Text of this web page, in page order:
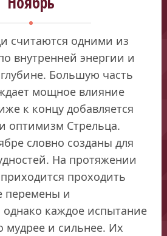
считаются одними из
внутренней энергии и
Большую часть
мощное влияние
к концу добавляется
оптимизм Стрельца.
словно созданы для
На протяжении
проходить
перемены и
каждое испытание
мудрее и сильнее. Их